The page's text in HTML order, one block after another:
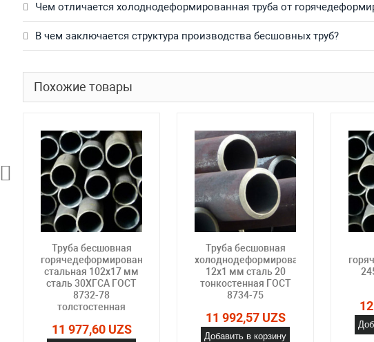
Чем отличается холоднодеформированная труба от
В чем заключается структура производства бесшовных труб?
Похожие товары
Труба бесшовная
горячедеформированная
стальная 102х17 мм
сталь 30ХГСА ГОСТ
8732-78
толстостенная
11 977,60 UZS
Труба бесшовная
холоднодеформированная
12х1 мм сталь 20
тонкостенная ГОСТ
8734-75
11 992,57 UZS
Добавить в корзину